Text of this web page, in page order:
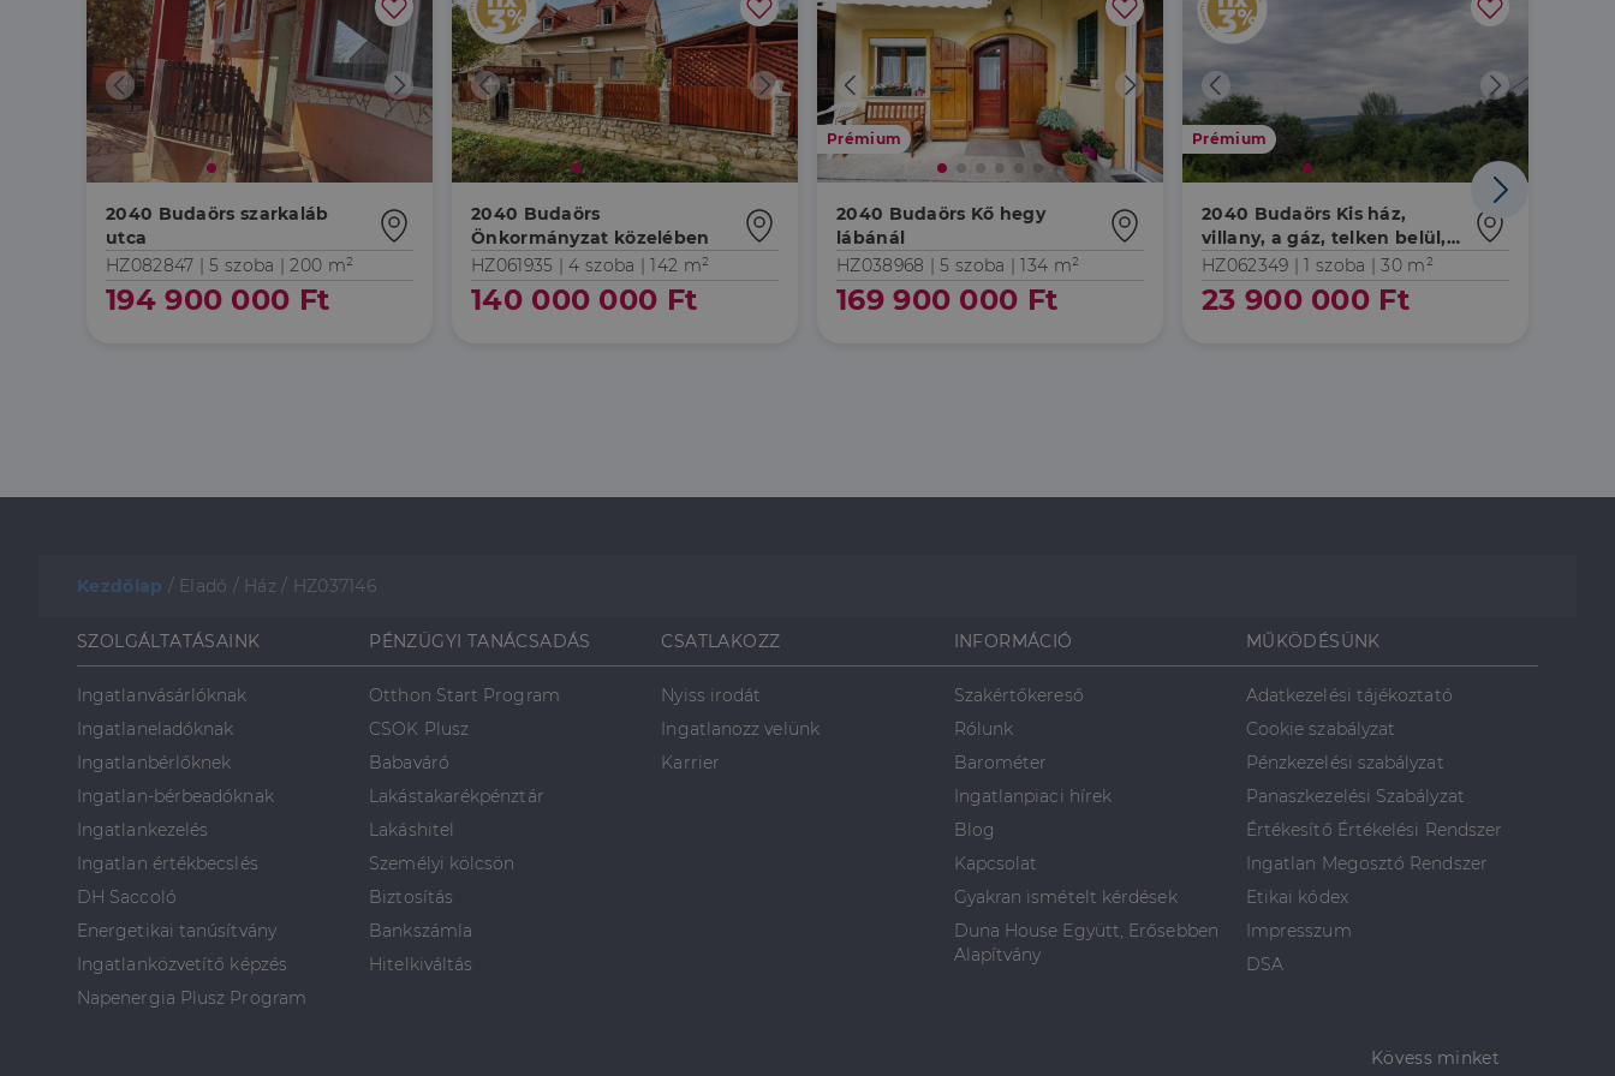
2040 Budaörs szarkaláb
utca
HZ082847 |5 szoba | 200 m²
194 900 000 Ft
2040 Budaörs
Önkormányzat közelében
HZ061935 |4 szoba | 142 m²
140 000 000 Ft
Prémium
2040 Budaörs Kő hegy
lábánál
HZ038968 |5 szoba | 134 m²
169 900 000 Ft
Prémium
2040 Budaörs Kis ház,
villany, a gáz, telken belül,
aszfaltozott utcában
HZ062349 |1 szoba | 30 m²
23 900 000 Ft
Kezdőlap / Eladó / Ház / HZ037146
SZOLGÁLTATÁSAINK
Ingatlanvásárlóknak
Ingatlaneladóknak
Ingatlanbérlőknek
Ingatlan-bérbeadóknak
Ingatlankezelés
Ingatlan értékbecslés
DH Saccoló
Energetikai tanúsítvány
Ingatlanközvetítő képzés
Napenergia Plusz Program
PÉNZÜGYI TANÁCSADÁS
Otthon Start Program
CSOK Plusz
Babaváró
Lakástakarékpénztár
Lakáshitel
Személyi kölcsön
Biztosítás
Bankszámla
Hitelkiváltás
CSATLAKOZZ
Nyiss irodát
Ingatlanozz velünk
Karrier
INFORMÁCIÓ
Szakértőkereső
Rólunk
Barométer
Ingatlanpiaci hírek
Blog
Kapcsolat
Gyakran ismételt kérdések
Duna House Együtt, Erősebben
Alapítvány
MŰKÖDÉSÜNK
Adatkezelési tájékoztató
Cookie szabályzat
Pénzkezelési szabályzat
Panaszkezelési Szabályzat
Értékesítő Értékelési Rendszer
Ingatlan Megosztó Rendszer
Etikai kódex
Impresszum
DSA
Kövess minket